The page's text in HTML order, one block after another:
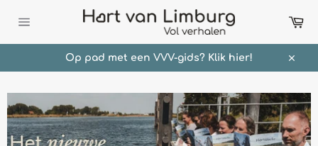
naar
content
Op pad met een VVV-gids? Klik hier!